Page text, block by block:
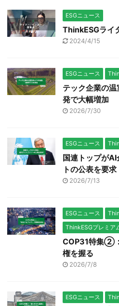
ESGニュース
ThinkESGライ
2024/4/15
ESGニュース
テック企業の
発で大幅増加
2026/7/30
ESGニュース
国連トップが
トの公表を要求
2026/7/13
ESGニュース
ThinkESGプレミア
COP31特集②
権を握る
2026/7/8
ESGニュース